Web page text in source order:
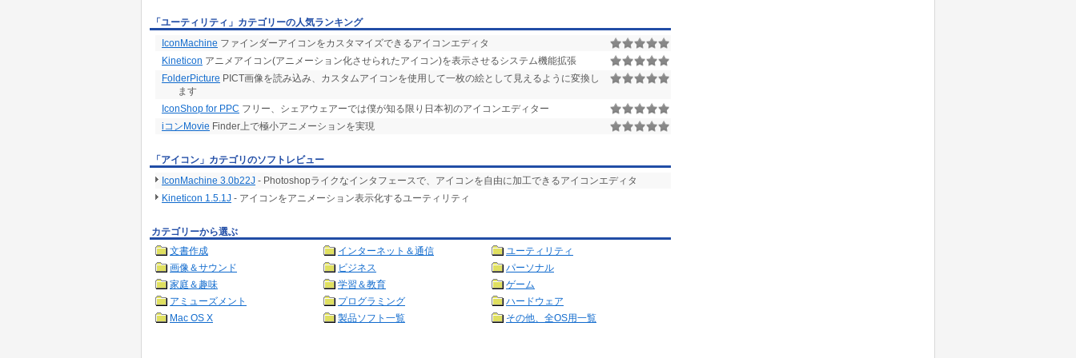
「ユーティリティ」カテゴリーの人気ランキング
IconMachine ファインダーアイコンをカスタマイズできるアイコンエディタ
Kineticon アニメアイコン(アニメーション化させられたアイコン)を表示させるシステム機能拡張
FolderPicture PICT画像を読み込み、カスタムアイコンを使用して一枚の絵として見えるように変換し
ます
IconShop for PPC フリー、シェアウェアーでは僕が知る限り日本初のアイコンエディター
iコンMovie Finder上で極小アニメーションを実現
「アイコン」カテゴリのソフトレビュー
IconMachine 3.0b22J - Photoshopライクなインタフェースで、アイコンを自由に加工できるアイコンエディタ
Kineticon 1.5.1J - アイコンをアニメーション表示化するユーティリティ
カテゴリーから選ぶ
文書作成
インターネット＆通信
ユーティリティ
画像＆サウンド
ビジネス
パーソナル
家庭＆趣味
学習＆教育
ゲーム
アミューズメント
プログラミング
ハードウェア
Mac OS X
製品ソフト一覧 その他、全OS用一覧